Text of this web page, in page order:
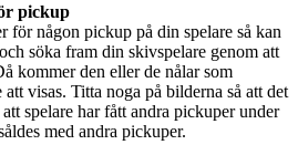
pickup
för någon pickup på din spelare så kan
söka fram din skivspelare genom att
kommer den eller de nålar som
visas. Titta noga på bilderna så att det
spelare har fått andra pickuper under
med andra pickuper.